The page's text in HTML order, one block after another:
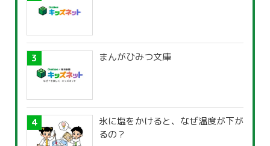
まんがひみつ文庫
氷に塩をかけると、なぜ温度が下が
るの？